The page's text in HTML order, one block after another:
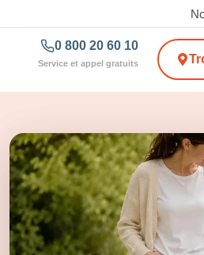
0 800 20 60 10
Service et appel gratuits